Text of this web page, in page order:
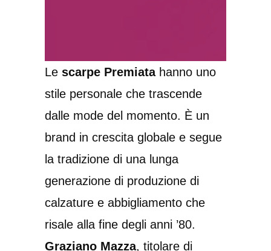
Le scarpe Premiata hanno uno
stile personale che trascende
dalle mode del momento. È un
brand in crescita globale e segue
la tradizione di una lunga
generazione di produzione di
calzature e abbigliamento che
risale alla fine degli anni ’80.
Graziano Mazza, titolare di